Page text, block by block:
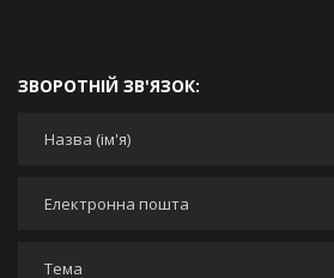
ЗВОРОТНІЙ ЗВ'ЯЗОК: